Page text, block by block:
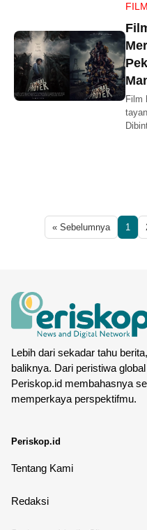
FILM
Film
« Sebelumnya 1
Lebih dari sekadar tahu
baliknya. Dari peristiwa
Periskop.id membahasnya
memperkaya perspektifmu.
Periskop.id
Tentang Kami
Redaksi